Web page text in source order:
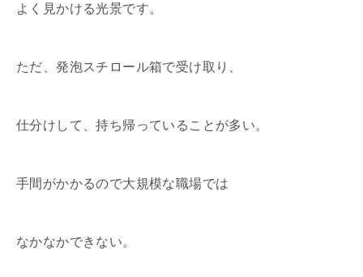
よく見かける光景です。
ただ、発泡スチロール箱で受け取り、
仕分けして、持ち帰っていることが多い。
手間がかかるので大規模な職場では
なかなかできない。